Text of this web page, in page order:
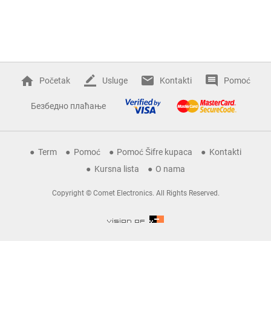
Početak Usluge Kontakti Pomoć
Безбедно плаћање
Term Pomoć Pomoć Šifre kupaca
Kontakti
Kursna lista
O nama
Copyright © Comet Electronics. All Rights Reserved.